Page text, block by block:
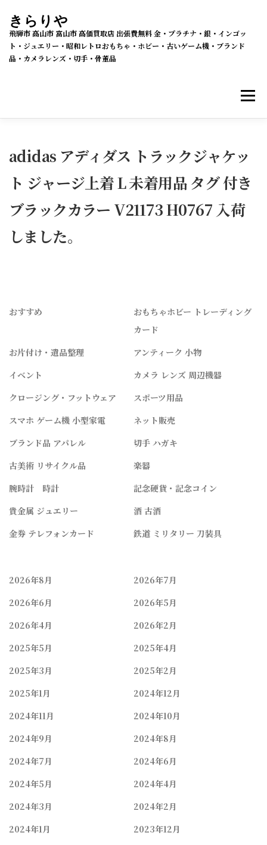
ン
ス
きらりや
飛騨市 高山市 富山市 高価買取店 出張費無料 金・プラチナ・銀・インゴッ
ト・ジュエリー・昭和レトロおもちゃ・ホビー・古いゲーム機・ブランド
品・カメラレンズ・切手・骨董品
メニ
メルカリSHOPS 公式ラクマ店 ヤフー2号店
買取の流れ
adidas アディダス トラックジャケッ
ト ジャージ上着 L 未着用品 タグ 付き
ブラックカラー V21173 H0767 入荷
しました。
おすすめ
おもちゃホビー トレーディング
カード
お片付け・遺品整理
アンティーク 小物
イベント
カメラ レンズ 周辺機器
クロージング・フットウェア
スポーツ用品
スマホ ゲーム機 小型家電
ネット販売
ブランド品 アパレル
切手 ハガキ
古美術 リサイクル品
楽器
腕時計 時計
記念硬貨・記念コイン
貴金属 ジュエリー
酒 古酒
金券 テレフォンカード
鉄道 ミリタリー 刀装具
2026年8月
2026年7月
2026年6月
2026年5月
2026年4月
2026年2月
2025年5月
2025年4月
2025年3月
2025年2月
2025年1月
2024年12月
2024年11月
2024年10月
2024年9月
2024年8月
2024年7月
2024年6月
2024年5月
2024年4月
2024年3月
2024年2月
2024年1月
2023年12月